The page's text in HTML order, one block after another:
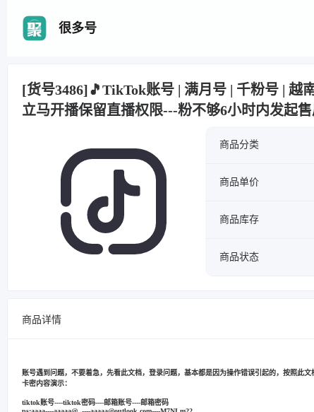
很多号
[货号3486]🎵TikTok账号 | 满月号 | 千粉号 | 越
立马开播保留直播权限---粉不够6小时内发起
商品分类
商品单价
商品库存
商品状态
商品详情
账号遇到问题，不要着急，先看此文档，登录问题，基本都是因为操作错误引起的，按照此文
卡密内容演示：
tiktok账号----tiktok密码----邮箱账号----邮箱密码